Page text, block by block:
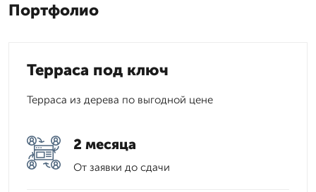
Портфолио
Терраса под ключ
Терраса из дерева по выгодной цене
2 месяца
От заявки до сдачи